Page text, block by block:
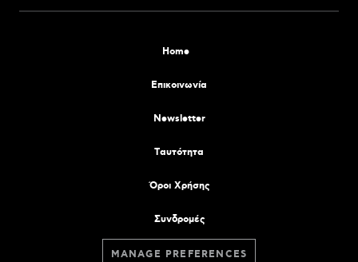
Home
Επικοινωνία
Newsletter
Tαυτότητα
Όροι Χρήσης
Συνδρομές
MANAGE PREFERENCES